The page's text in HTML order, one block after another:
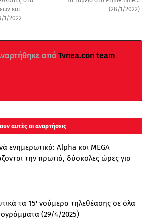
(28/1/2022)
και
1/2022
από Tvnea.con team
αυτές οι αναρτήσεις
ενημερωτικά: Alpha και MEGA
την πρωτιά, δύσκολες ώρες για
τα 15' νούμερα τηλεθέασης σε όλα
(29/4/2025)